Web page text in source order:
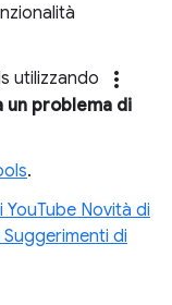
utilizzando
more_vert
un problema di
.
YouTube Novità di
di